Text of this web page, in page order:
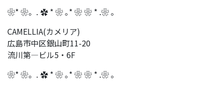
❀* ❀。. ✿ * ❀ ｡* ❀ ❀ * .❀ ｡
CAMELLIA(カメリア)
広島市中区銀山町11-20
流川第―ビル5・6F
❀* ❀。. ✿ * ❀ ｡* ❀ ❀ * .❀ ｡